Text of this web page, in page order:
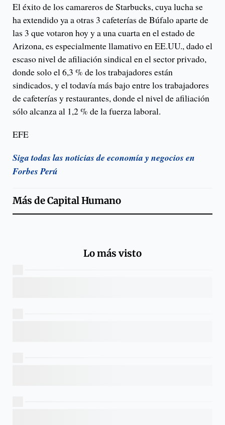
El éxito de los camareros de Starbucks, cuya lucha se
ha extendido ya a otras 3 cafeterías de Búfalo aparte de
las 3 que votaron hoy y a una cuarta en el estado de
Arizona, es especialmente llamativo en EE.UU., dado el
escaso nivel de afiliación sindical en el sector privado,
donde solo el 6,3 % de los trabajadores están
sindicados, y el todavía más bajo entre los trabajadores
de cafeterías y restaurantes, donde el nivel de afiliación
sólo alcanza al 1,2 % de la fuerza laboral.
EFE
Siga todas las noticias de economía y negocios en
Forbes Perú
Más deCapital Humano
Lo más visto